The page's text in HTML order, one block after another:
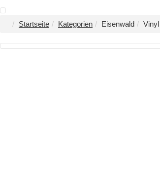
Startseite Kategorien Eisenwald Vinyl